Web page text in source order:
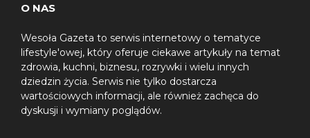
O NAS
Wesoła Gazeta to serwis internetowy o tematyce
lifestyle'owej, który oferuje ciekawe artykuły na temat
zdrowia, kuchni, biznesu, rozrywki i wielu innych
dziedzin życia. Serwis nie tylko dostarcza
wartościowych informacji, ale również zachęca do
dyskusji i wymiany poglądów.